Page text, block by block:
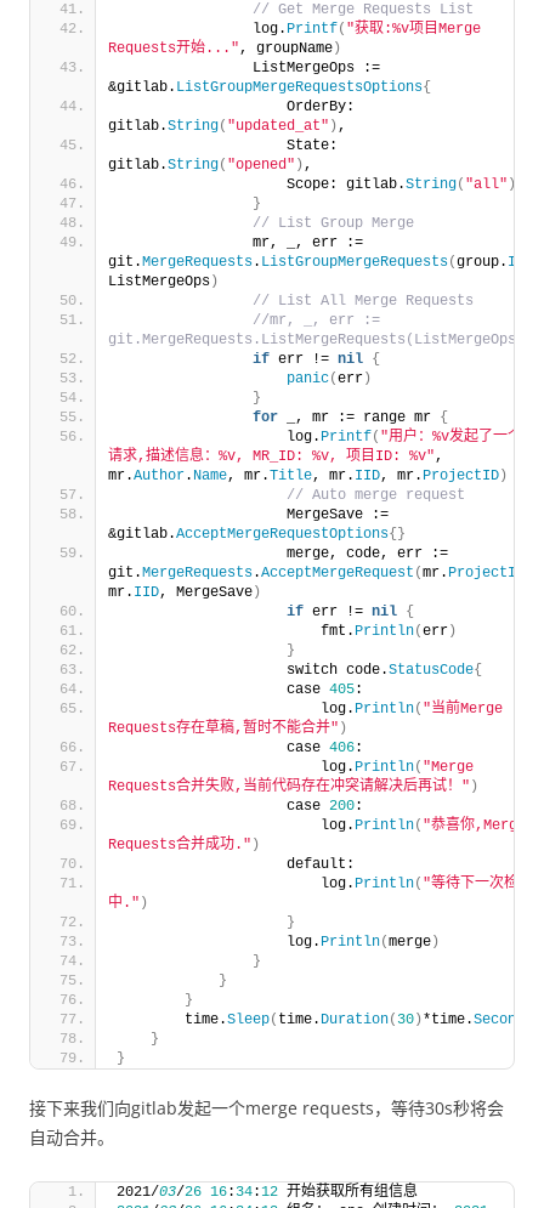
// Get Merge Requests List
                log.
Printf( "获取:%v项目Merge
Requests开始...", groupName )
                ListMergeOps :=
&gitlab. ListGroupMergeRequestsOptions{
                    OrderBy:
gitlab.String( "updated_at" ) ,
                    State:
gitlab.String( "opened" ) ,
                    Scope: gitlab.
String( "all" )
}
// List Group Merge
                mr, _, err :=
git.MergeRequests. ListGroupMergeRequests(group. ID
ListMergeOps )
// List All Merge Requests
//mr, _, err :=
git.MergeRequests.ListMergeRequests(ListMergeOps)
if err != nil {
panic(err )
}
for _, mr := range mr {
                    log.
Printf( "用户：%v发起了一个MR
请求,描述信息：%v, MR_ID: %v, 项目ID: %v",
mr.Author. Name, mr.Title, mr. IID, mr. ProjectID )
// Auto merge request
                    MergeSave :=
&gitlab.AcceptMergeRequestOptions{}
                    merge, code, err :=
git.MergeRequests.AcceptMergeRequest (mr. ProjectID
mr. IID, MergeSave )
if err != nil {
                        fmt.
Println(err )
}
                    switch code.
StatusCode{
                    case
405:
                        log.
Println( "当前Merge
Requests存在草稿,暂时不能合并" )
                    case
406:
                        log.
Println( "Merge
Requests合并失败,当前代码存在冲突请解决后再试！" )
                    case
200:
                        log.
Println( "恭喜你,Merge
Requests合并成功." )
                    default:
                        log.
Println( "等待下一次检查
中." )
}
                    log.
Println(merge )
}
}
}
        time.
Sleep( time. Duration( 30 ) *time.Second
}
}
接下来我们向gitlab发起一个merge requests，等待30s秒将会
自动合并。
2021/03/26 16: 34:12 开始获取所有组信息